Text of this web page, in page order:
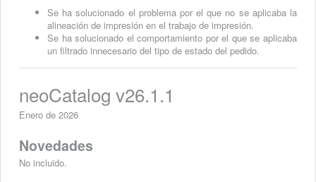
Se ha solucionado el problema por el que no se aplicaba la
alineación de impresión en el trabajo de impresión.
Se ha solucionado el comportamiento por el que se aplicaba
un filtrado innecesario del tipo de estado del pedido.
neoCatalog v26.1.1
Enero de 2026
Novedades
No incluido.